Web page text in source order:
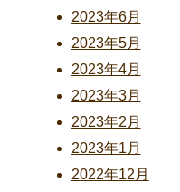
2023年6月
2023年5月
2023年4月
2023年3月
2023年2月
2023年1月
2022年12月